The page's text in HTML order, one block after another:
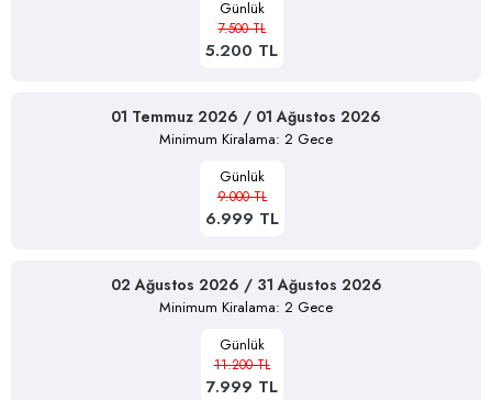
Günlük
7.500 TL
5.200 TL
01 Temmuz 2026 / 01 Ağustos 2026
Minimum Kiralama: 2 Gece
Günlük
9.000 TL
6.999 TL
02 Ağustos 2026 / 31 Ağustos 2026
Minimum Kiralama: 2 Gece
Günlük
11.200 TL
7.999 TL